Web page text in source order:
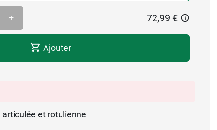
+ 72,99 €
Ajouter
et rotulienne